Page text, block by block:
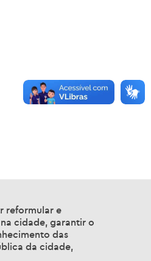
reformular e
cidade, garantir o
das
da cidade,